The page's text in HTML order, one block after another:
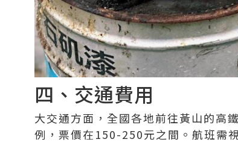
四、交通費用
大交通方面，全國各地前往黃山的高
例，票價在150-250元之間。航班需